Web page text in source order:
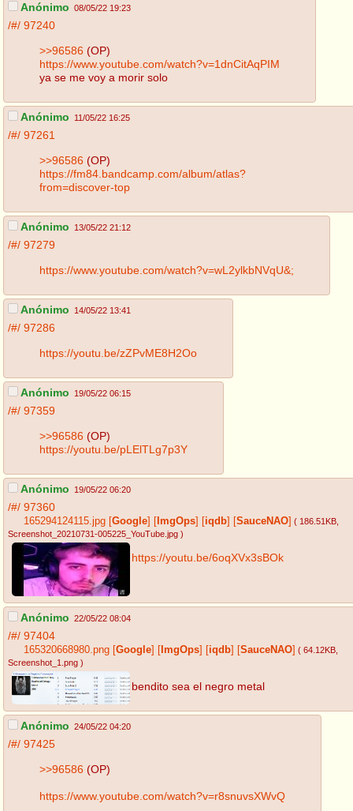
Anónimo 08/05/22 19:23
/#/ 97240
>>96586 (OP)
https://www.youtube.com/watch?v=1dnCitAqPIM
ya se me voy a morir solo
Anónimo 11/05/22 16:25
/#/ 97261
>>96586 (OP)
https://fm84.bandcamp.com/album/atlas?
from=discover-top
Anónimo 13/05/22 21:12
/#/ 97279
https://www.youtube.com/watch?v=wL2ylkbNVqU&;
Anónimo 14/05/22 13:41
/#/ 97286
https://youtu.be/zZPvME8H2Oo
Anónimo 19/05/22 06:15
/#/ 97359
>>96586 (OP)
https://youtu.be/pLElTLg7p3Y
Anónimo 19/05/22 06:20
/#/ 97360
165294124115.jpg Google ImgOps iqdb SauceNAO ( 186.51KB
Screenshot_20210731-005225_YouTube.jpg )
https://youtu.be/6oqXVx3sBOk
Anónimo 22/05/22 08:04
/#/ 97404
165320668980.png Google ImgOps iqdb SauceNAO ( 64.12KB
Screenshot_1.png )
bendito sea el negro metal
Anónimo 24/05/22 04:20
/#/ 97425
>>96586 (OP)
https://www.youtube.com/watch?v=r8snuvsXWvQ